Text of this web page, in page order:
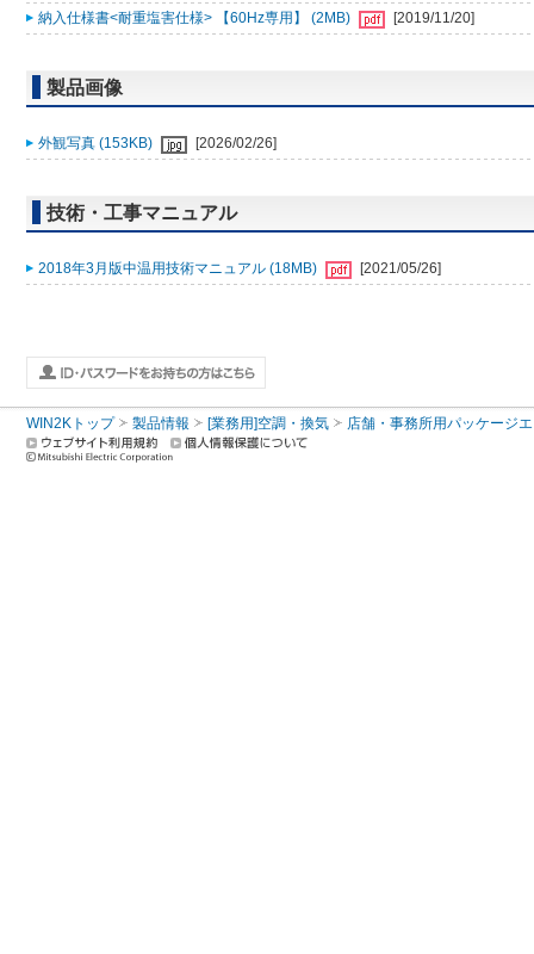
納入仕様書<耐重塩害仕様> 【60Hz専用】 (2MB)
[2019/11/20]
製品画像
外観写真 (153KB) [2026/02/26]
技術・工事マニュアル
2018年3月版中温用技術マニュアル (18MB) [2021/05/26]
WIN2Kトップ 製品情報 [業務用]空調・換気 店舗・事務所用パッケージ